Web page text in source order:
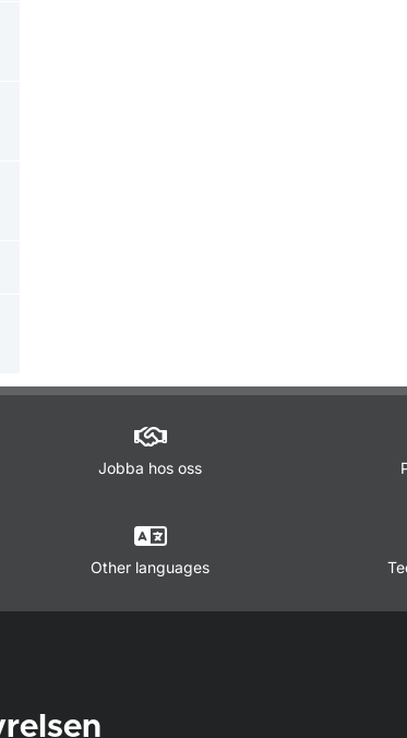
för Flygoperativ information
för Passagerar- och godstrafik
för Specialiserad flygverksamhet, SPO
för Luftfartsavtal och
Jobba hos oss
Other languages